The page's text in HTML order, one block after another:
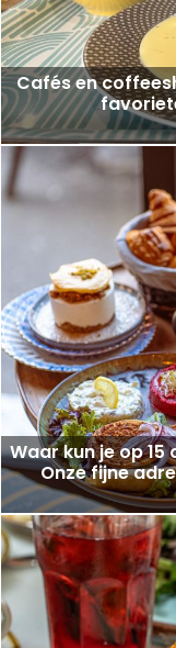
Cafés en
Waar kun je op
Onze fijne